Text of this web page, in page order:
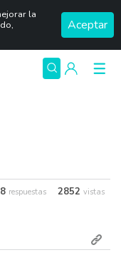
la
Aceptar
8 respuestas 2852 vistas